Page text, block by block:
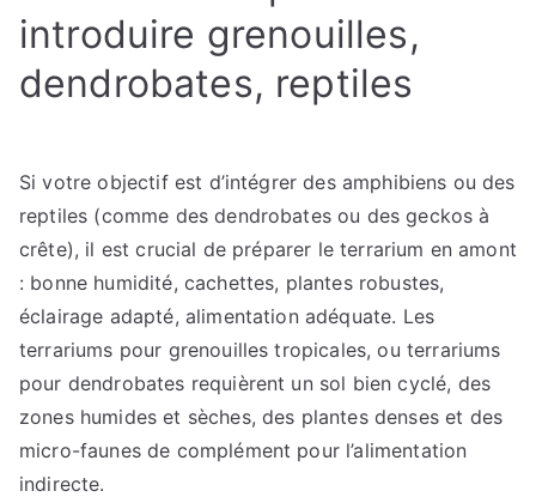
introduire grenouilles,
dendrobates, reptiles
Si votre objectif est d’intégrer des amphibiens ou des
reptiles (comme des dendrobates ou des geckos à
crête), il est crucial de préparer le terrarium en amont
: bonne humidité, cachettes, plantes robustes,
éclairage adapté, alimentation adéquate. Les
terrariums pour grenouilles tropicales, ou terrariums
pour dendrobates requièrent un sol bien cyclé, des
zones humides et sèches, des plantes denses et des
micro-faunes de complément pour l’alimentation
indirecte.